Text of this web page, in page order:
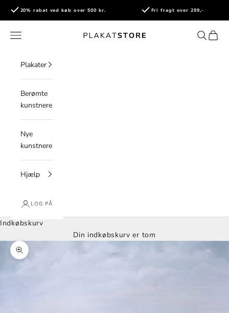
Spring til indhold
20% rabat ved køb over 500 kr. Fri fragt over 299,-
PlakatStore
Åbn navigationsmenu ÅbnÅbn
Plakater
Berømte
kunstnere
Nye
kunstnere
Hjælp
LOG PÅ
Indkøbskurv
Din indkøbskurv er tom
Zoom